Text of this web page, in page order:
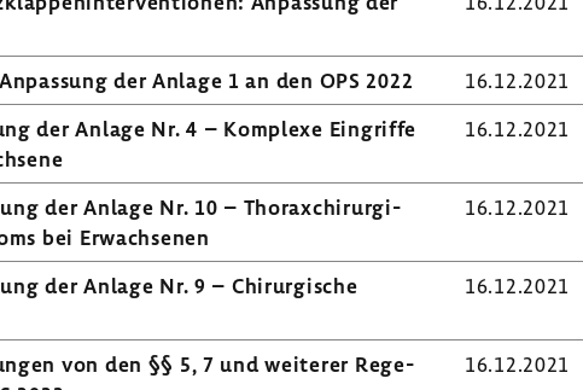
der Anlage 1 an den OPS 2022
16.12.2021
der Anlage Nr. 4 – Komplexe Eingriffe
16.12.2021
der Anlage Nr. 10 – Thora­x­chir­ur­gi­
bei Erwach­senen
16.12.2021
der Anlage Nr. 9 – Chir­ur­gi­sche
16.12.2021
von den §§ 5, 7 und weiterer Rege­
16.12.2021